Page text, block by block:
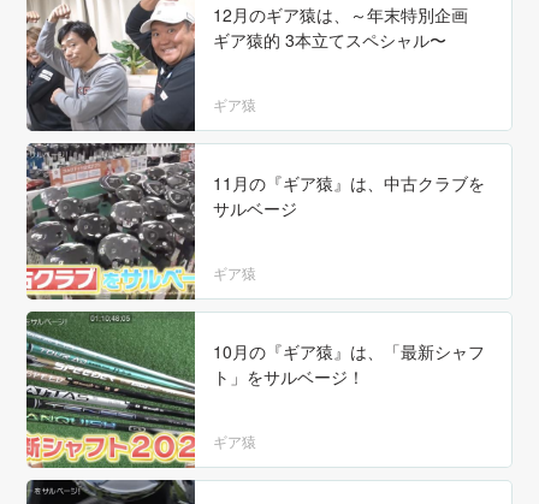
12月のギア猿は、～年末特別企画
ギア猿的 3本立てスペシャル〜
ギア猿
11月の『ギア猿』は、中古クラブを
サルベージ
ギア猿
10月の『ギア猿』は、「最新シャフ
ト」をサルベージ！
ギア猿